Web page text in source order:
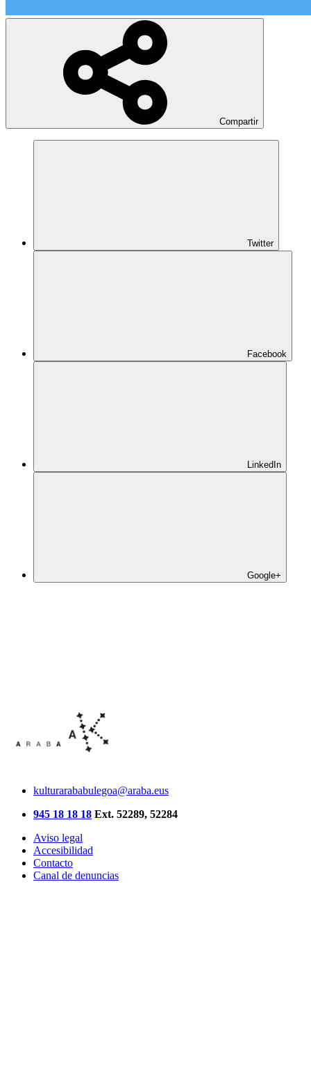
Compartir
Twitter
Facebook
LinkedIn
Google+
kulturarababulegoa@araba.eus
945 18 18 18 Ext. 52289, 52284
Aviso legal
Accesibilidad
Contacto
Canal de denuncias